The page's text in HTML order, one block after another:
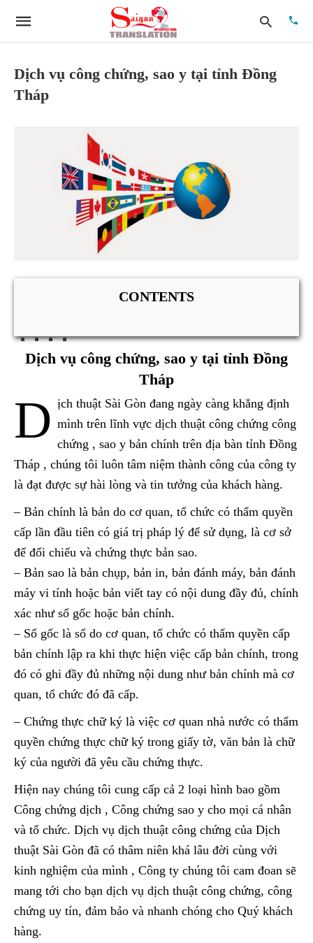
Dịch vụ công chứng, sao y tại tỉnh Đồng
Tháp
CONTENTS
Dịch vụ công chứng, sao y tại tỉnh Đồng
Tháp
D ịch thuật Sài Gòn đang ngày càng khẳng định
mình trên lĩnh vực dịch thuật công chứng công
chứng , sao y bản chính trên địa bàn tỉnh Đồng
Tháp , chúng tôi luôn tâm niệm thành công của công ty
là đạt được sự hài lòng và tin tưởng của khách hàng.
– Bản chính là bản do cơ quan, tổ chức có thẩm quyền
cấp lần đầu tiên có giá trị pháp lý để sử dụng, là cơ sở
để đối chiếu và chứng thực bản sao.
– Bản sao là bản chụp, bản in, bản đánh máy, bản đánh
máy vi tính hoặc bản viết tay có nội dung đầy đủ, chính
xác như sổ gốc hoặc bản chính.
– Sổ gốc là sổ do cơ quan, tổ chức có thẩm quyền cấp
bản chính lập ra khi thực hiện việc cấp bản chính, trong
đó có ghi đầy đủ những nội dung như bản chính mà cơ
quan, tổ chức đó đã cấp.
– Chứng thực chữ ký là việc cơ quan nhà nước có thẩm
quyền chứng thực chữ ký trong giấy tờ, văn bản là chữ
ký của người đã yêu cầu chứng thực.
Hiện nay chúng tôi cung cấp cả 2 loại hình bao gồm
Công chứng dịch , Công chứng sao y cho mọi cá nhân
và tổ chức. Dịch vụ dịch thuật công chứng của Dịch
thuật Sài Gòn đã có thâm niên khá lâu đời cùng với
kinh nghiệm của mình , Công ty chúng tôi cam đoan sẽ
mang tới cho bạn dịch vụ dịch thuật công chứng, công
chứng uy tín, đảm bảo và nhanh chóng cho Quý khách
hàng.